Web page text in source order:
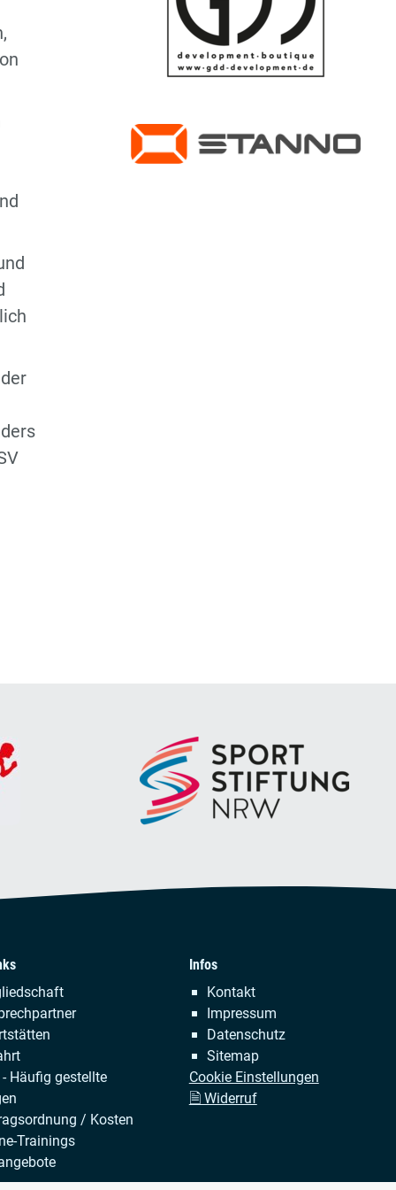
Regionsoberliga
D3-Jugend - Regionsklasse
2.Regionsklasse
wD-Jugend - Regionsliga
- Häufig gestellte
/ Kosten
Trainings
Infos
Navigation
überspringen
Kontakt
Impressum
Datenschutz
Sitemap
Cookie Einstellungen
🗎 Widerruf